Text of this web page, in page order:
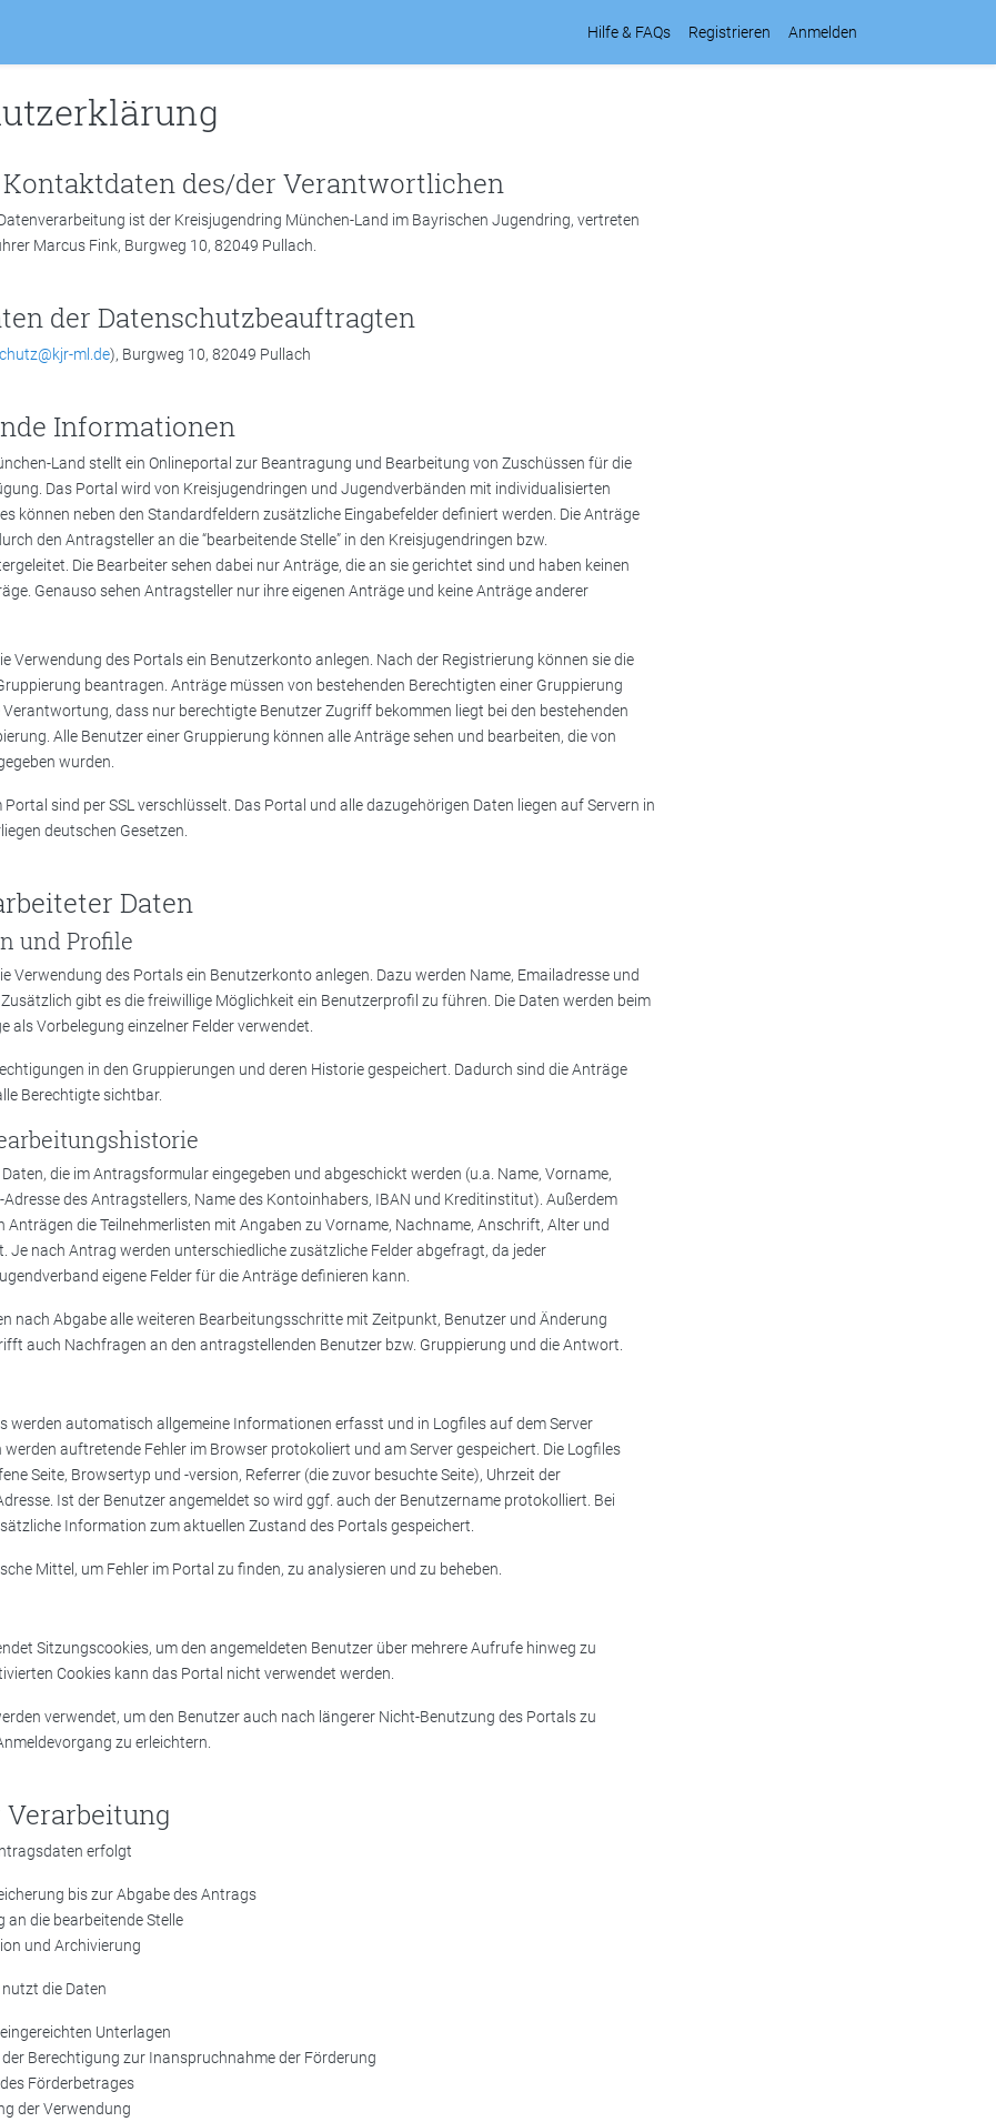
Hilfe & FAQs Registrieren Anmelden
des/der Verantwortlichen
ist der Kreisjugendring München-Land im Bayrischen Jugendring, vertreten
Marcus Fink, Burgweg 10, 82049 Pullach.
der Datenschutzbeauftragten
ml.de), Burgweg 10, 82049 Pullach
Informationen
Land stellt ein Onlineportal zur Beantragung und Bearbeitung von Zuschüssen für die
Das Portal wird von Kreisjugendringen und Jugendverbänden mit individualisierten
können neben den Standardfeldern zusätzliche Eingabefelder definiert werden. Die Anträge
den Antragsteller an die “bearbeitende Stelle” in den Kreisjugendringen bzw.
Die Bearbeiter sehen dabei nur Anträge, die an sie gerichtet sind und haben keinen
Genauso sehen Antragsteller nur ihre eigenen Anträge und keine Anträge anderer
Verwendung des Portals ein Benutzerkonto anlegen. Nach der Registrierung können sie die
beantragen. Anträge müssen von bestehenden Berechtigten einer Gruppierung
dass nur berechtigte Benutzer Zugriff bekommen liegt bei den bestehenden
Alle Benutzer einer Gruppierung können alle Anträge sehen und bearbeiten, die von
wurden.
sind per SSL verschlüsselt. Das Portal und alle dazugehörigen Daten liegen auf Servern in
deutschen Gesetzen.
Daten
und Profile
Verwendung des Portals ein Benutzerkonto anlegen. Dazu werden Name, Emailadresse und
gibt es die freiwillige Möglichkeit ein Benutzerprofil zu führen. Die Daten werden beim
als Vorbelegung einzelner Felder verwendet.
in den Gruppierungen und deren Historie gespeichert. Dadurch sind die Anträge
Berechtigte sichtbar.
die im Antragsformular eingegeben und abgeschickt werden (u.a. Name, Vorname,
Adresse des Antragstellers, Name des Kontoinhabers, IBAN und Kreditinstitut). Außerdem
Anträgen die Teilnehmerlisten mit Angaben zu Vorname, Nachname, Anschrift, Alter und
Je nach Antrag werden unterschiedliche zusätzliche Felder abgefragt, da jeder
eigene Felder für die Anträge definieren kann.
nach Abgabe alle weiteren Bearbeitungsschritte mit Zeitpunkt, Benutzer und Änderung
auch Nachfragen an den antragstellenden Benutzer bzw. Gruppierung und die Antwort.
werden automatisch allgemeine Informationen erfasst und in Logfiles auf dem Server
auftretende Fehler im Browser protokoliert und am Server gespeichert. Die Logfiles
Seite, Browsertyp und -version, Referrer (die zuvor besuchte Seite), Uhrzeit der
Ist der Benutzer angemeldet so wird ggf. auch der Benutzername protokolliert. Bei
Information zum aktuellen Zustand des Portals gespeichert.
Mittel, um Fehler im Portal zu finden, zu analysieren und zu beheben.
Sitzungscookies, um den angemeldeten Benutzer über mehrere Aufrufe hinweg zu
Cookies kann das Portal nicht verwendet werden.
verwendet, um den Benutzer auch nach längerer Nicht-Benutzung des Portals zu
zu erleichtern.
erfolgt
bis zur Abgabe des Antrags
an die bearbeitende Stelle
und Archivierung
die Daten
Unterlagen
Berechtigung zur Inanspruchnahme der Förderung
Förderbetrages
der Verwendung